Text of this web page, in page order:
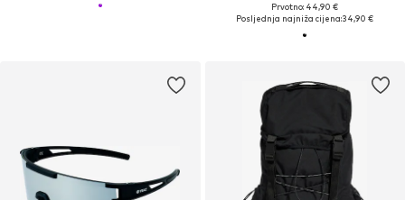
Prvotno: 44,90 €
Posljednja najniža cijena:34,90 €